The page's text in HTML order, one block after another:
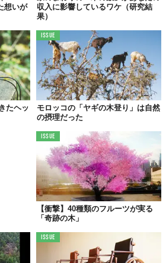
想いが
収入に影響しているワケ（研究結
果）
たヘッ
ISSUE
モロッコの「ヤギの木登り」は自然
の摂理だった
ISSUE
【衝撃】40種類のフルーツが実る
「奇跡の木」
ISSUE